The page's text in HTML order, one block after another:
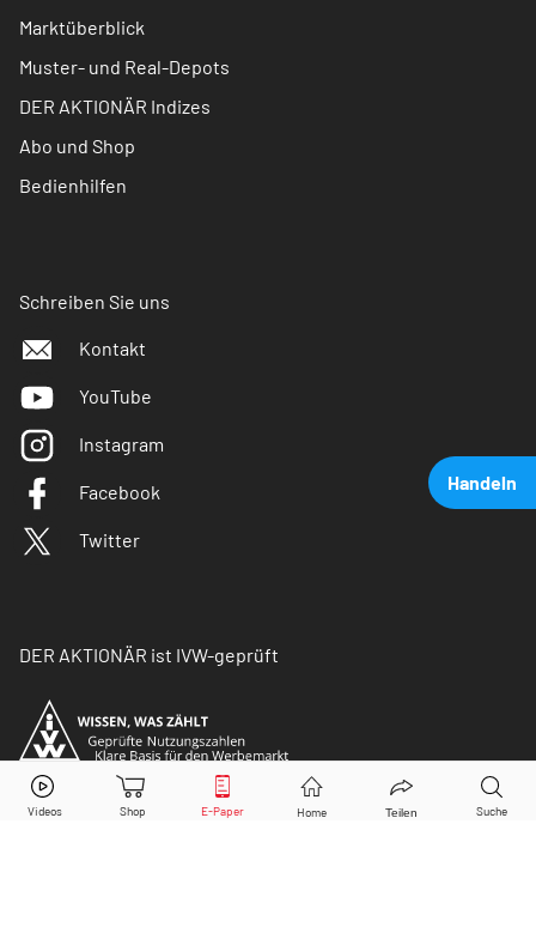
Handeln
Merck Aktie jetzt handeln?
Marktüberblick
Muster- und Real-Depots
DER AKTIONÄR Indizes
Abo und Shop
Bedienhilfen
Schreiben Sie uns
Kontakt
YouTube
Instagram
Facebook
Twitter
DER AKTIONÄR ist IVW-geprüft